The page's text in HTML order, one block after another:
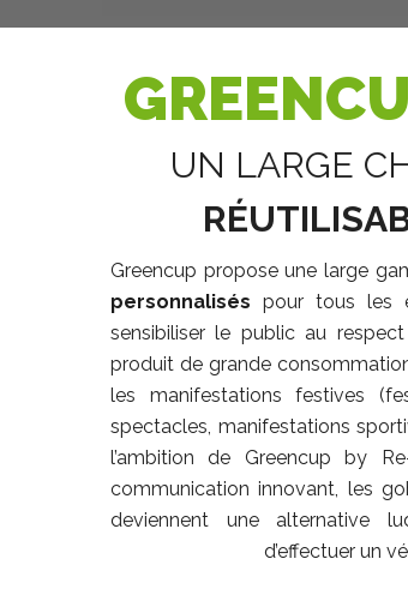
UN LARGE
Greencup propose une large
personnalisés pour tous les
sensibiliser le public au respect
produit de grande
les manifestations festives
spectacles, manifestations
l’ambition de Greencup by
communication innovant, les
deviennent une alternative
d’effectuer un